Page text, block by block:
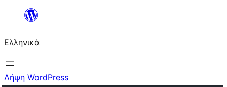
Μετάβαση
περιεχόμενο
Ελληνικά
Λήψη WordPress